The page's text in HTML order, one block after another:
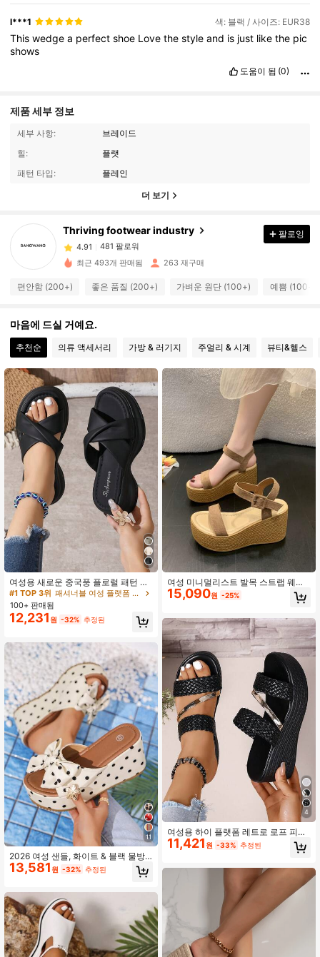
l***1 색: 블랙 / 사이즈: EUR38
Thiswedgea perfectshoe Lovethestyleand is just likethe pic
shows
도움이 됨 (0)
제품 세부 정보
세부 사항:
브레이드
힐:
플랫
패턴 타입:
플레인
더 보기
Thriving footwear industry
4.91
4.91 481 팔로워
4.91 481 팔로워
481 팔로워
4.91 481 팔로워
4.91 481 팔로워
4.91 481 팔로워
4.91 481 팔로워
팔로잉
최근 493개 판매됨 263 재구매
편안함 (200+) 좋은 품질 (200+) 가벼운 원단 (100+) 예쁨 (100+)
마음에 드실 거예요.
추천순 의류 액세서리 가방 & 러기지 주얼리 & 시계 뷰티&헬스
여성용 새로운 중국풍 플로럴 패턴 플
랫폼 두꺼운 밑창 샌들, 여름 PU 가죽
키높이 부드러운 밑창 캐주얼 스포츠
비치 슈즈
#1 TOP 3위
높은 재방문 고객
#1 TOP 3위
패셔너블 여성 플랫폼 & 웨지 샌들
높은 재방문 고객
#1 TOP 3위
패셔너블 여성 플랫폼 & 웨지 샌들
높은 재방문 고객
#1 TOP 3위
패셔너블 여성 플랫폼 & 웨지 샌들
100+ 판매됨
12,231 원 -32% 추정된
11
2026 여성 샌들, 화이트 & 블랙 물방
울 무늬 리본 두꺼운 플랫폼 웨지 패셔
너블 샌들, 여성용 세련된 라운드 토
주얼, 일상, 파티, 드레스와 함께 착용
하기 적합
13,581 원 -32% 추정된
여성 미니멀리스트 발목 스트랩 웨지
샌들, 휴가 패브릭 샌들, 봄 여름 의상
15,090원 -25%
4
여성용 하이 플랫폼 레트로 로프 피셔
맨 플랫폼 웨지 샌들, 봄 여름 의상
11,421 원 -33% 추정된